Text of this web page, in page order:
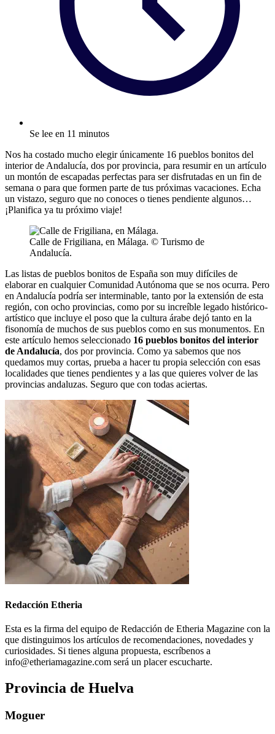
Se lee en 11 minutos
Nos ha costado mucho elegir únicamente 16 pueblos bonitos del
interior de Andalucía, dos por provincia, para resumir en un artículo
un montón de escapadas perfectas para ser disfrutadas en un fin de
semana o para que formen parte de tus próximas vacaciones. Echa
un vistazo, seguro que no conoces o tienes pendiente algunos…
¡Planifica ya tu próximo viaje!
Calle de Frigiliana, en Málaga. © Turismo de
Andalucía.
Las listas de pueblos bonitos de España son muy difíciles de
elaborar en cualquier Comunidad Autónoma que se nos ocurra. Pero
en Andalucía podría ser interminable, tanto por la extensión de esta
región, con ocho provincias, como por su increíble legado histórico-
artístico que incluye el poso que la cultura árabe dejó tanto en la
fisonomía de muchos de sus pueblos como en sus monumentos. En
este artículo hemos seleccionado 16 pueblos bonitos del interior
de Andalucía, dos por provincia. Como ya sabemos que nos
quedamos muy cortas, prueba a hacer tu propia selección con esas
localidades que tienes pendientes y a las que quieres volver de las
provincias andaluzas. Seguro que con todas aciertas.
Redacción Etheria
Esta es la firma del equipo de Redacción de Etheria Magazine con la
que distinguimos los artículos de recomendaciones, novedades y
curiosidades. Si tienes alguna propuesta, escríbenos a
info@etheriamagazine.com será un placer escucharte.
Provincia de Huelva
Moguer